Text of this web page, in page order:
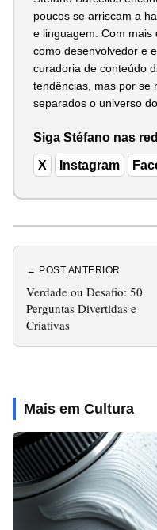
poucos se arriscam a
e linguagem. Com mais
como desenvolvedor e
curadoria de conteúdo
tendências, mas por se
separados o universo do
Siga Stéfano nas
X Instagram
← POST ANTERIOR
Verdade ou Desafio: 50
Perguntas Divertidas e
Criativas
Mais em Cultura